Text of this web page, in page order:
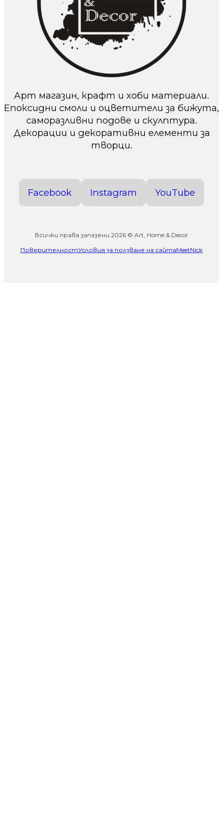
Арт магазин, крафт и хоби материали.
Епоксидни смоли и оцветители за бижута,
саморазливни подове и скулптура.
Декорации и декоративни елементи за
творци.
Facebook Instagram YouTube
Всички права запазени 2026 © Art, Home & Decor
ПоверителностУсловия за ползване на сайтаMeetNick